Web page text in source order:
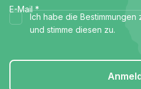
E-Mail *
Ich habe die Bestimmungen
und stimme diesen zu.